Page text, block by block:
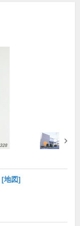
[地図]